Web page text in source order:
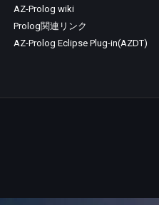
AZ-Prolog wiki
Prolog関連リンク
AZ-Prolog Eclipse Plug-in(AZDT)